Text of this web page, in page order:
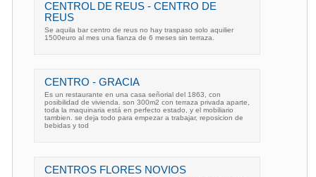
CENTROL DE REUS - CENTRO DE
REUS
Se aquila bar centro de reus no hay traspaso solo aquilier
1500euro al mes una fianza de 6 meses sin terraza.
CENTRO - GRACIA
Es un restaurante en una casa señorial del 1863, con
posibilidad de vivienda. son 300m2 con terraza privada aparte,
toda la maquinaria está en perfecto estado, y el mobiliario
tambien. se deja todo para empezar a trabajar, reposicion de
bebidas y tod
CENTROS FLORES NOVIOS